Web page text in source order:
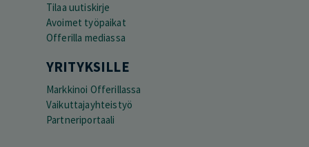
Tilaa uutiskirje
Avoimet työpaikat
Offerilla mediassa
YRITYKSILLE
Markkinoi Offerillassa
Vaikuttajayhteistyö
Partneriportaali